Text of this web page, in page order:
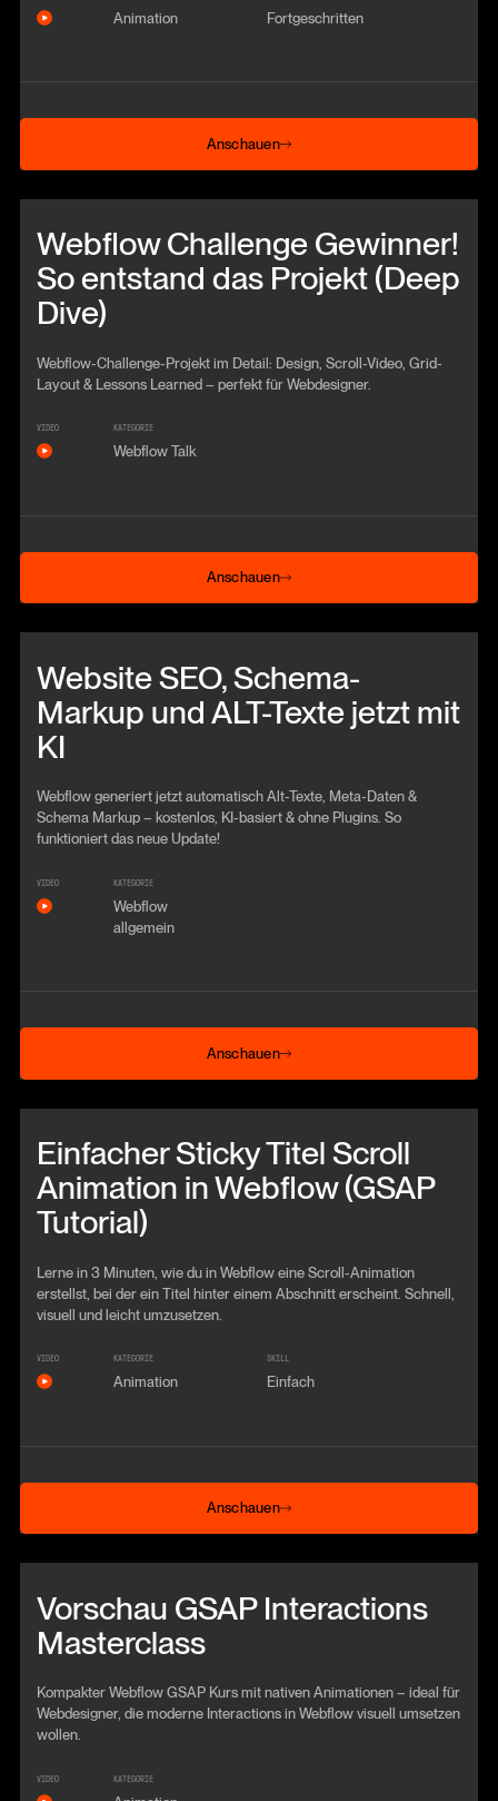
Animation Fortgeschritten
Anschauen
Anschauen
Webflow Challenge Gewinner!
So entstand das Projekt (Deep
Dive)
Webflow-Challenge-Projekt im Detail: Design, Scroll-Video, Grid-
Layout & Lessons Learned – perfekt für Webdesigner.
VIDEO KATEGORIE
Webflow Talk
Anschauen
Anschauen
Website SEO, Schema-
Markup und ALT-Texte jetzt mit
KI
Webflow generiert jetzt automatisch Alt-Texte, Meta-Daten &
Schema Markup – kostenlos, KI-basiert & ohne Plugins. So
funktioniert das neue Update!
VIDEO KATEGORIE
Webflow
allgemein
Anschauen
Anschauen
Einfacher Sticky Titel Scroll
Animation in Webflow (GSAP
Tutorial)
Lerne in 3 Minuten, wie du in Webflow eine Scroll-Animation
erstellst, bei der ein Titel hinter einem Abschnitt erscheint. Schnell,
visuell und leicht umzusetzen.
VIDEO KATEGORIE
Animation
SKILL
Einfach
Anschauen
Anschauen
Vorschau GSAP Interactions
Masterclass
Kompakter Webflow GSAP Kurs mit nativen Animationen – ideal für
Webdesigner, die moderne Interactions in Webflow visuell umsetzen
wollen.
VIDEO KATEGORIE